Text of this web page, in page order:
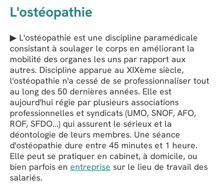
L'ostéopathie
▶ L'ostéopathie est une discipline paramédicale
consistant à soulager le corps en améliorant la
mobilité des organes les uns par rapport aux
autres. Discipline apparue au XIXème siècle,
l'ostéopathie n'a cessé de se professionnaliser tout
au long des 50 dernières années. Elle est
aujourd'hui régie par plusieurs associations
professionnelles et syndicats (UMO, SNOF, AFO,
ROF, SFDO...) qui assurent le sérieux et la
déontologie de leurs membres. Une séance
d'ostéopathie dure entre 45 minutes et 1 heure.
Elle peut se pratiquer en cabinet, à domicile, ou
bien parfois en entreprise sur le lieu de travail des
salariés.